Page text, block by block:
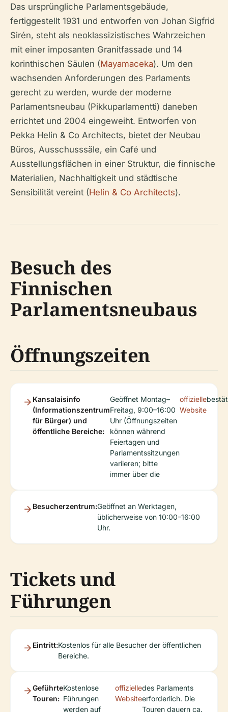
Das ursprüngliche Parlamentsgebäude,
fertiggestellt 1931 und entworfen von Johan Sigfrid
Sirén, steht als neoklassizistisches Wahrzeichen
mit einer imposanten Granitfassade und 14
korinthischen Säulen (Mayamaceka). Um den
wachsenden Anforderungen des Parlaments
gerecht zu werden, wurde der moderne
Parlamentsneubau (Pikkuparlamentti) daneben
errichtet und 2004 eingeweiht. Entworfen von
Pekka Helin & Co Architects, bietet der Neubau
Büros, Ausschusssäle, ein Café und
Ausstellungsflächen in einer Struktur, die finnische
Materialien, Nachhaltigkeit und städtische
Sensibilität vereint (Helin & Co Architects).
Besuch des
Finnischen
Parlamentsneubaus
Öffnungszeiten
Kansalaisinfo
(Informationszentrum
für Bürger) und
öffentliche Bereiche:
Geöffnet Montag–
Freitag, 9:00–16:00
Uhr (Öffnungszeiten
können während
Feiertagen und
Parlamentssitzungen
variieren; bitte
immer über die
offizielle
Website
Besucherzentrum:Geöffnet an Werktagen,
üblicherweise von 10:00–16:00
Uhr.
Tickets und
Führungen
Eintritt:Kostenlos für alle Besucher der öffentlichen
Bereiche.
Geführte
Touren:
Kostenlose
Führungen
werden auf
offizielle
Website
des Parlaments
erforderlich. Die
Touren dauern ca.